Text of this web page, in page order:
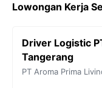
Lowongan Kerja
Driver Logistic
Tangerang
PT Aroma Prima